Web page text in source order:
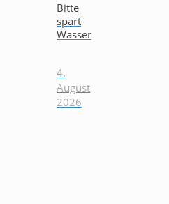
Bitte
spart
Wasser
4.
August
2026